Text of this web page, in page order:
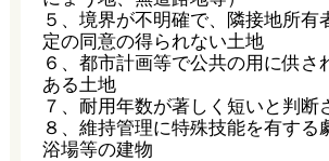
５、境界が不明確で、隣接地所有
定の同意の得られない土地
６、都市計画等で公共の用に供さ
ある土地
７、耐用年数が著しく短いと判断
８、維持管理に特殊技能を有する
浴場等の建物